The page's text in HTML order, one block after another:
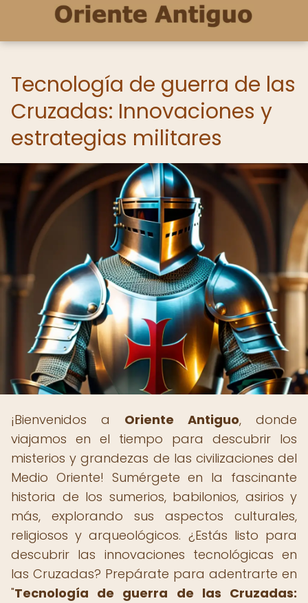
Tecnología de guerra de las
Cruzadas: Innovaciones y
estrategias militares
¡Bienvenidos a Oriente Antiguo, donde
viajamos en el tiempo para descubrir los
misterios y grandezas de las civilizaciones del
Medio Oriente! Sumérgete en la fascinante
historia de los sumerios, babilonios, asirios y
más, explorando sus aspectos culturales,
religiosos y arqueológicos. ¿Estás listo para
descubrir las innovaciones tecnológicas en
las Cruzadas? Prepárate para adentrarte en
"Tecnología de guerra de las Cruzadas: